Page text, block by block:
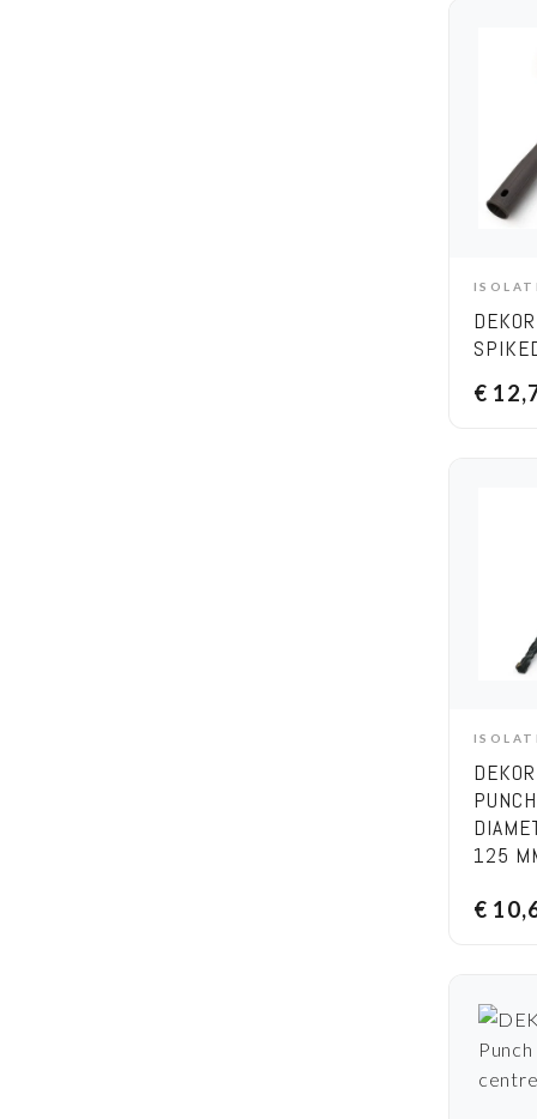
CM
€
125
€